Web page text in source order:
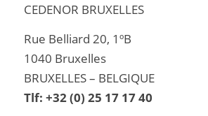
CEDENOR BRUXELLES
Rue Belliard 20, 1ºB
1040 Bruxelles
BRUXELLES – BELGIQUE
Tlf: +32 (0) 25 17 17 40